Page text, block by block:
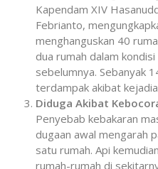
Kapendam XIV
Febrianto,
menghanguskan 40
dua rumah dalam
sebelumnya. Sebanyak
terdampak akibat
Diduga Akibat
Penyebab kebakaran
dugaan awal mengarah
satu rumah. Api
rumah-rumah di